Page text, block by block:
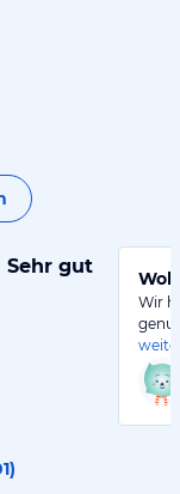
Sehr gut
Wir
)